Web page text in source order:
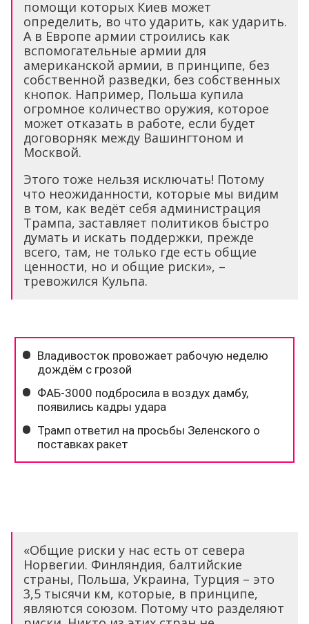
помощи которых Киев может
определить, во что ударить, как ударить.
А в Европе армии строились как
вспомогательные армии для
американской армии, в принципе, без
собственной разведки, без собственных
кнопок. Например, Польша купила
огромное количество оружия, которое
может отказать в работе, если будет
договорняк между Вашингтоном и
Москвой.
Этого тоже нельзя исключать! Потому
что неожиданности, которые мы видим
в том, как ведёт себя администрация
Трампа, заставляет политиков быстро
думать и искать поддержки, прежде
всего, там, не только где есть общие
ценности, но и общие риски», –
тревожился Кульпа.
«Общие риски у нас есть от севера
Норвегии. Финляндия, балтийские
страны, Польша, Украина, Турция – это
3,5 тысячи км, которые, в принципе,
являются союзом. Потому что разделяют